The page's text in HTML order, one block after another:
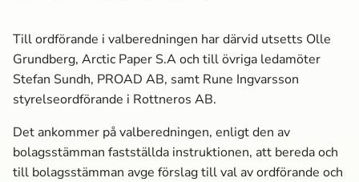
Till ordförande i valberedningen har därvid utsetts Olle
Grundberg, Arctic Paper S.A och till övriga ledamöter
Stefan Sundh, PROAD AB, samt Rune Ingvarsson
styrelseordförande i Rottneros AB.
Det ankommer på valberedningen, enligt den av
bolagsstämman fastställda instruktionen, att bereda och
till bolagsstämman avge förslag till val av ordförande och